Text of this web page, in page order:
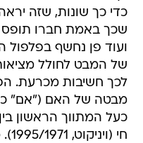
כדי כך שונות, שזה
שכך באמת חברו תופס
ועוד פן נחשף בפלפול
של המבט לחולל
לכך חשיבות מכרעת.
מבטה של האם ("אם"
כעל המתווך הראשון
חי